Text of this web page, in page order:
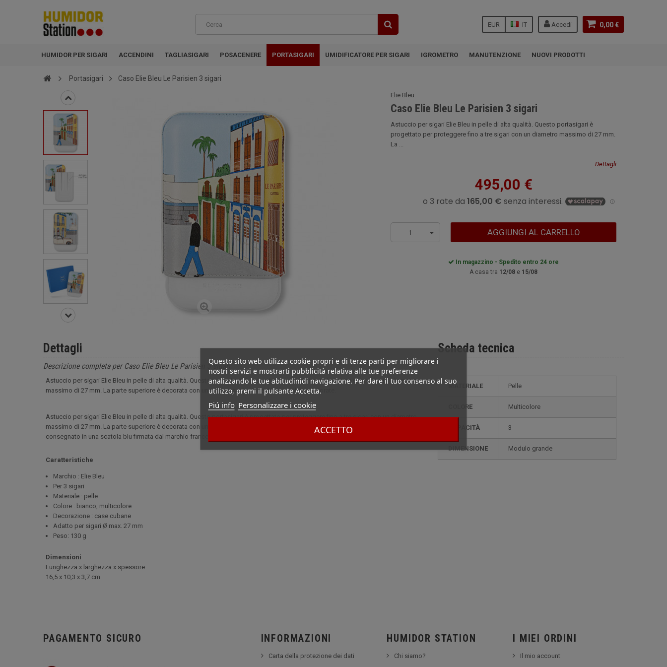
0,00 €
Accedi
IT
EUR
HUMIDOR PER SIGARI ACCENDINI TAGLIASIGARI POSACENERE PORTASIGARI UMIDIFICATORE PER SIGARI IGROMETRO MANUTENZIONE NUOVI PRODOTTI
Questo sito web utilizza cookie propri e di terze parti per migliorare i
nostri servizi e mostrarti pubblicità relativa alle tue preferenze
analizzando le tue abitudinidi navigazione. Per dare il tuo consenso al suo
utilizzo, premi il pulsante Accetta.
Piú info Personalizzare i cookie
ACCETTO
Portasigari Caso Elie Bleu Le Parisien 3 sigari
Elie Bleu
Caso Elie Bleu Le Parisien 3 sigari
Astuccio per sigari Elie Bleu in pelle di alta qualità. Questo portasigari è
progettato per proteggere fino a tre sigari con un diametro massimo di 27 mm.
La ...
Dettagli
495,00 €
1 AGGIUNGI AL CARRELLO
In magazzino - Spedito entro 24 ore
A casa tra 12/08 e 15/08
Scheda tecnica
MATERIALE Pelle
COLORE Multicolore
CAPACITÀ 3
DIMENSIONE modulo grande
Dettagli
Descrizione completa per Caso Elie Bleu Le Parisien 3 sigari
Astuccio per sigari Elie Bleu in pelle di alta qualità. Questo portasigari è progettato per proteggere fino a tre sigari con un diametro
massimo di 27 mm. La parte superiore è decorata con una rappresentazione di case cubane colorate.
Astuccio per sigari Elie Bleu in pelle di alta qualità. Questo portasigari è progettato per proteggere fino a tre sigari con un diametro
massimo di 27 mm. La parte superiore è decorata con una rappresentazione di case cubane molto colorate. Questo portasigari sarà
consegnato in una scatola blu firmata dal marchio francese.
Caratteristiche
Marchio : Elie Bleu
Per 3 sigari
Materiale : pelle
Colore : bianco, multicolore
Decorazione : case cubane
Adatto per sigari Ø max. 27 mm
Peso: 130 g
Dimensioni
Lunghezza x larghezza x spessore
16,5 x 10,3 x 3,7 cm
PAGAMENTO SICURO INFORMAZIONI
Carta della protezione dei dati
HUMIDOR STATION
Chi siamo?
I MIEI ORDINI
Il mio account